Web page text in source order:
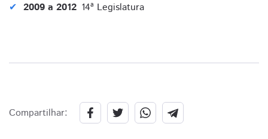
2009 a 2012 14ª Legislatura
Compartilhar: